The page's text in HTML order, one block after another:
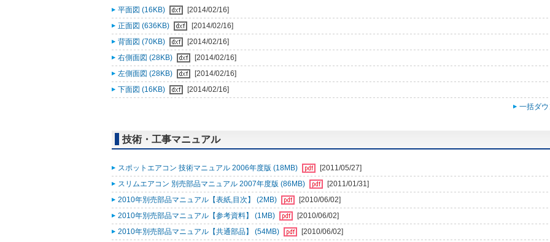
平面図 (16KB)
[2014/02/16]
正面図 (636KB)
[2014/02/16]
背面図 (70KB)
[2014/02/16]
右側面図 (28KB)
[2014/02/16]
左側面図 (28KB)
[2014/02/16]
下面図 (16KB)
[2014/02/16]
一括ダ
技術・工事マニュアル
スポットエアコン 技術マニュアル 2006年度版 (18MB)
[2011/05/27]
スリムエアコン 別売部品マニュアル 2007年度版 (86MB)
[2011/01/31]
2010年別売部品マニュアル【表紙,目次】 (2MB)
[2010/06/02]
2010年別売部品マニュアル【参考資料】 (1MB)
[2010/06/02]
2010年別売部品マニュアル【共通部品】 (54MB)
[2010/06/02]